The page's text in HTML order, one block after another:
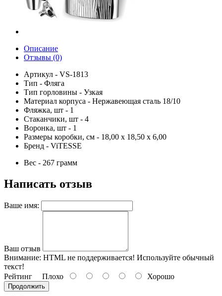
Описание
Отзывы (0)
Артикул - VS-1813
Тип - Фляга
Тип горловины - Узкая
Материал корпуса - Нержавеющая сталь 18/10
Фляжка, шт - 1
Стаканчики, шт - 4
Воронка, шт - 1
Размеры коробки, см - 18,00 х 18,50 х 6,00
Бренд - ViTESSE
Вес - 267 грамм
Написать отзыв
Ваше имя:
Ваш отзыв
Внимание: HTML не поддерживается! Используйте обычный
текст!
Рейтинг Плохо Хорошо
Продолжить